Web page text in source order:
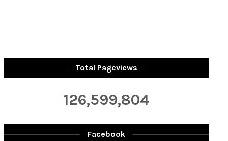
Total Pageviews
126,599,804
Facebook